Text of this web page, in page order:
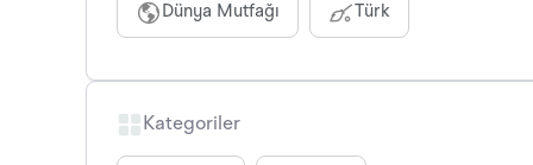
Dünya Mutfağı Türk
Kategoriler